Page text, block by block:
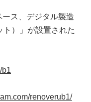
ス、デジタル製造
ト）」が設置された
b1
renoverub1/